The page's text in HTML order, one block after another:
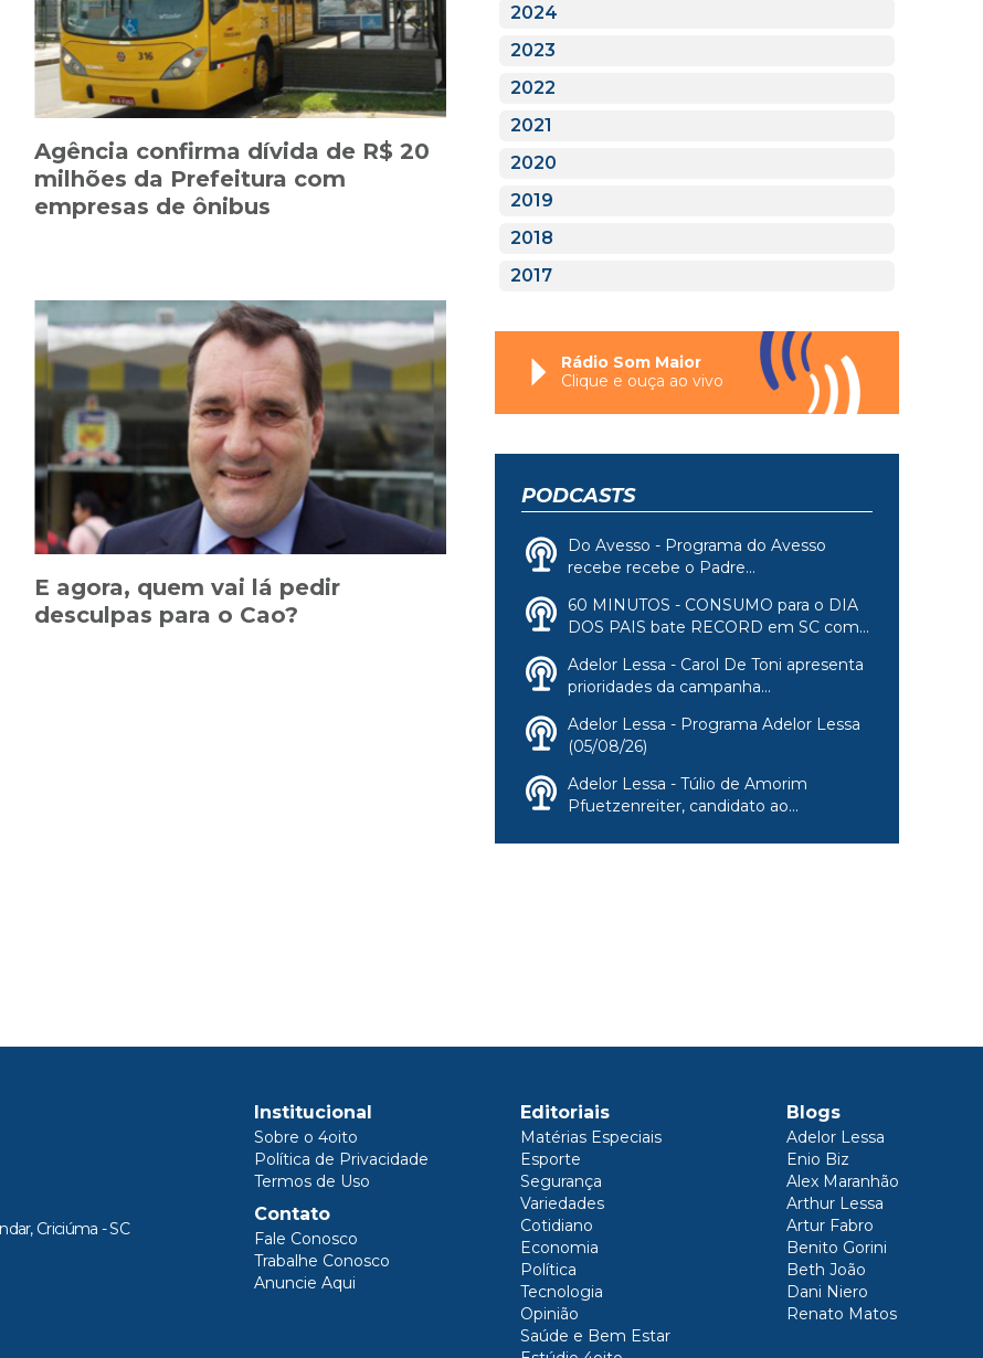
Agência confirma dívida de R$ 20
milhões da Prefeitura com
empresas de ônibus
E agora, quem vai lá pedir
desculpas para o Cao?
2024
2023
2022
2021
2020
2019
2018
2017
Rádio Som Maior
Clique e ouça ao vivo
PODCASTS
Do Avesso - Programa do Avesso
recebe recebe o Padre...
60 MINUTOS - CONSUMO para o DIA
DOS PAIS bate RECORD em SC com...
Adelor Lessa - Carol De Toni apresenta
prioridades da campanha...
Adelor Lessa - Programa Adelor Lessa
(05/08/26)
Adelor Lessa - Túlio de Amorim
Pfuetzenreiter, candidato ao...
Criciúma - SC
Institucional
Sobre o 4oito
Política de Privacidade
Termos de Uso
Contato
Fale Conosco
Trabalhe Conosco
Anuncie Aqui
Editoriais
Matérias Especiais
Esporte
Segurança
Variedades
Cotidiano
Economia
Política
Tecnologia
Opinião
Saúde e Bem Estar
Blogs
Adelor Lessa
Enio Biz
Alex Maranhão
Arthur Lessa
Artur Fabro
Benito Gorini
Beth João
Dani Niero
Renato Matos